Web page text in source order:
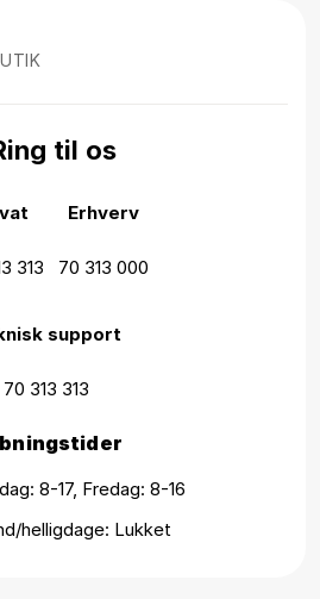
til os
Erhverv
313 70 313 000
support
70 313 313
8-17, Fredag: 8-16
helligdage: Lukket